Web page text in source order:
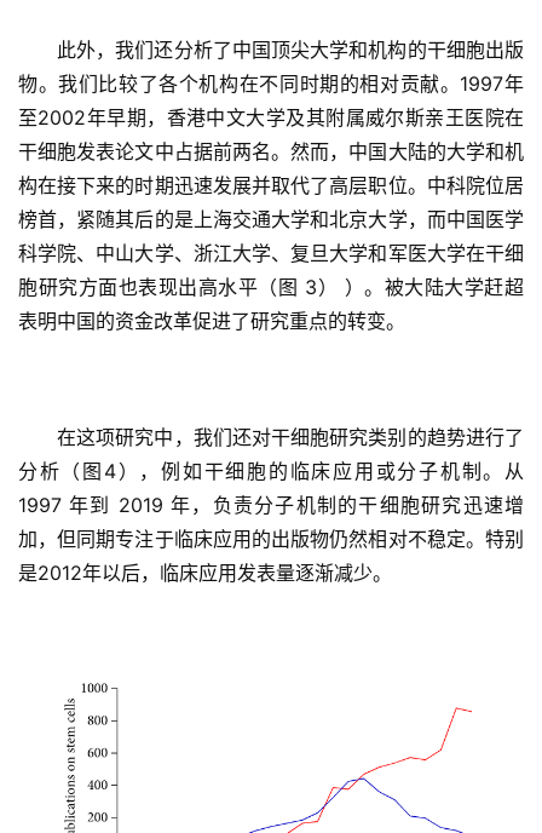
行
业
资
讯
此外，我们还分析了中国顶尖大学和机构的干细胞出版
物。我们比较了各个机构在不同时期的相对贡献。1997年
至2002年早期，香港中文大学及其附属威尔斯亲王医院在
干细胞发表论文中占据前两名。然而，中国大陆的大学和机
构在接下来的时期迅速发展并取代了高层职位。中科院位居
榜首，紧随其后的是上海交通大学和北京大学，而中国医学
科学院、中山大学、浙江大学、复旦大学和军医大学在干细
胞研究方面也表现出高水平（图 3） ）。被大陆大学赶超
表明中国的资金改革促进了研究重点的转变。
在这项研究中，我们还对干细胞研究类别的趋势进行了
分析（图4），例如干细胞的临床应用或分子机制。从
1997 年到 2019 年，负责分子机制的干细胞研究迅速增
加，但同期专注于临床应用的出版物仍然相对不稳定。特别
是2012年以后，临床应用发表量逐渐减少。